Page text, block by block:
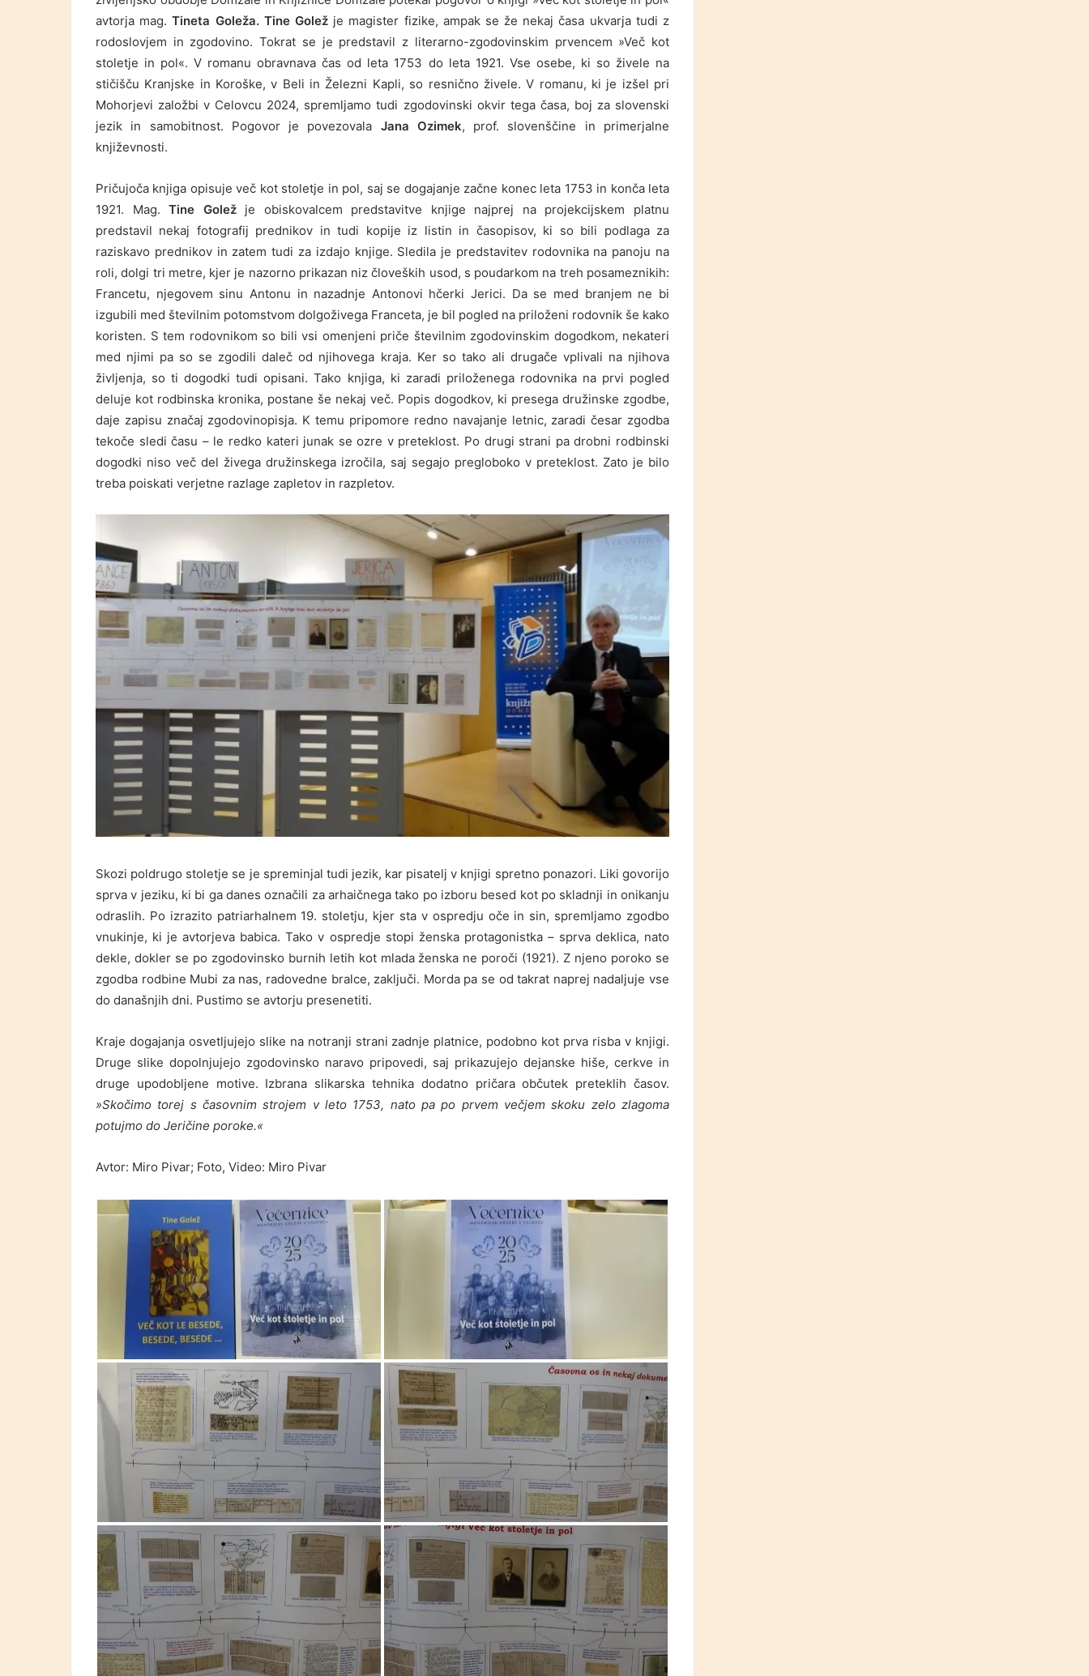
avtorja mag.Tineta Goleža. Tine Goležje magister fizike, ampak se že nekaj časa ukvarja tudi z
rodoslovjem in zgodovino. Tokrat se je predstavil z literarno-zgodovinskim prvencem »Več kot
stoletje in pol«. V romanu obravnava čas od leta 1753 do leta 1921. Vse osebe, ki so živele na
stičišču Kranjske in Koroške, v Beli in Železni Kapli, so resnično živele. V romanu, ki je izšel pri
Mohorjevi založbi v Celovcu 2024, spremljamo tudi zgodovinski okvir tega časa, boj za slovenski
jezik in samobitnost. Pogovor je povezovala Jana Ozimek, prof. slovenščine in primerjalne
književnosti.
Pričujoča knjiga opisuje več kot stoletje in pol, saj se dogajanje začne konec leta 1753 in konča leta
1921. Mag.Tine Goležje obiskovalcem predstavitve knjige najprej na projekcijskem platnu
predstavil nekaj fotografij prednikov in tudi kopije iz listin in časopisov, ki so bili podlaga za
raziskavo prednikov in zatem tudi za izdajo knjige. Sledila je predstavitev rodovnika na panoju na
roli, dolgi tri metre, kjer je nazorno prikazan niz človeških usod, s poudarkom na treh posameznikih:
Francetu, njegovem sinu Antonu in nazadnje Antonovi hčerki Jerici. Da se med branjem ne bi
izgubili med številnim potomstvom dolgoživega Franceta, je bil pogled na priloženi rodovnik še kako
koristen. S tem rodovnikom so bili vsi omenjeni priče številnim zgodovinskim dogodkom, nekateri
med njimi pa so se zgodili daleč od njihovega kraja. Ker so tako ali drugače vplivali na njihova
življenja, so ti dogodki tudi opisani. Tako knjiga, ki zaradi priloženega rodovnika na prvi pogled
deluje kot rodbinska kronika, postane še nekaj več. Popis dogodkov, ki presega družinske zgodbe,
daje zapisu značaj zgodovinopisja. K temu pripomore redno navajanje letnic, zaradi česar zgodba
tekoče sledi času – le redko kateri junak se ozre v preteklost. Po drugi strani pa drobni rodbinski
dogodki niso več del živega družinskega izročila, saj segajo pregloboko v preteklost. Zato je bilo
treba poiskati verjetne razlage zapletov in razpletov.
Skozi poldrugo stoletje se je spreminjal tudi jezik, kar pisatelj v knjigi spretno ponazori. Liki govorijo
sprva v jeziku, ki bi ga danes označili za arhaičnega tako po izboru besed kot po skladnji in onikanju
odraslih. Po izrazito patriarhalnem 19. stoletju, kjer sta v ospredju oče in sin, spremljamo zgodbo
vnukinje, ki je avtorjeva babica. Tako v ospredje stopi ženska protagonistka – sprva deklica, nato
dekle, dokler se po zgodovinsko burnih letih kot mlada ženska ne poroči (1921). Z njeno poroko se
zgodba rodbine Mubi za nas, radovedne bralce, zaključi. Morda pa se od takrat naprej nadaljuje vse
do današnjih dni. Pustimo se avtorju presenetiti.
Kraje dogajanja osvetljujejo slike na notranji strani zadnje platnice, podobno kot prva risba v knjigi.
Druge slike dopolnjujejo zgodovinsko naravo pripovedi, saj prikazujejo dejanske hiše, cerkve in
druge upodobljene motive. Izbrana slikarska tehnika dodatno pričara občutek preteklih časov.
»Skočimo torej s časovnim strojem v leto 1753, nato pa po prvem večjem skoku zelo zlagoma
potujmo do Jeričine poroke.«
Avtor: Miro Pivar; Foto, Video: Miro Pivar